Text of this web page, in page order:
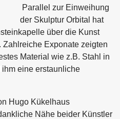
Parallel zur Einweihung
der Skulptur Orbital hat
über die Kunst
Exponate zeigten
Material wie z.B. Stahl in
eine erstaunliche
Hugo Kükelhaus
Nähe beider Künstler